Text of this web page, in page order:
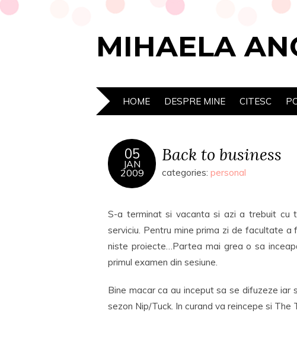
MIHAELA
HOME DESPRE MINE CITESC
05
JAN
2009
Back to business
categories: personal
S-a terminat si vacanta si azi a trebuit cu
serviciu. Pentru mine prima zi de facultate
niste proiecte…Partea mai grea o sa
primul examen din sesiune.
Bine macar ca au inceput sa se difuzeze iar
sezon Nip/Tuck. In curand va reincepe si The